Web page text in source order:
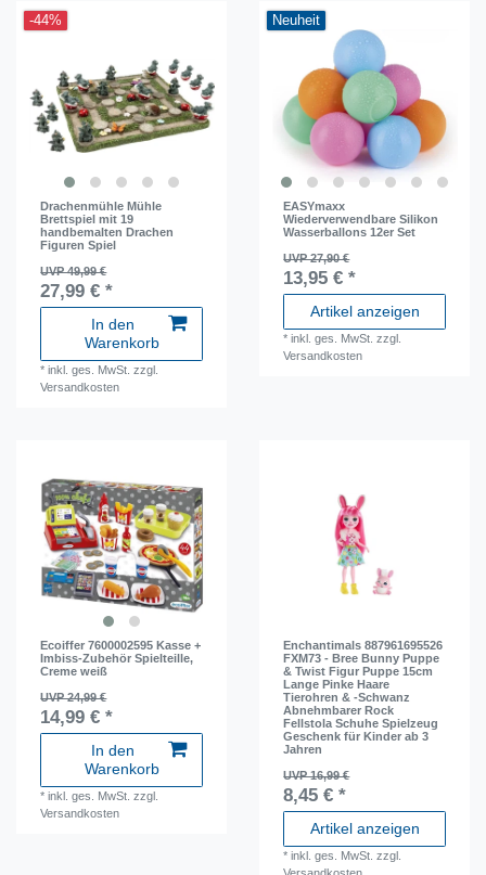
-44%
Drachenmühle Mühle
Brettspiel mit 19
handbemalten Drachen
Figuren Spiel
UVP 49,99 €
27,99 € *
In den
Warenkorb
*inkl. ges. MwSt. zzgl.
Versandkosten
Neuheit
EASYmaxx
Wiederverwendbare Silikon
Wasserballons 12er Set
UVP 27,90 €
13,95 € *
Artikel anzeigen
*inkl. ges. MwSt. zzgl.
Versandkosten
Ecoiffer 7600002595 Kasse +
Imbiss-Zubehör Spielteille,
Creme weiß
UVP 24,99 €
14,99 € *
In den
Warenkorb
*inkl. ges. MwSt. zzgl.
Versandkosten
Enchantimals 887961695526
FXM73 - Bree Bunny Puppe
& Twist Figur Puppe 15cm
Lange Pinke Haare
Tierohren & -Schwanz
Abnehmbarer Rock
Fellstola Schuhe Spielzeug
Geschenk für Kinder ab 3
Jahren
UVP 16,99 €
8,45 € *
Artikel anzeigen
*inkl. ges. MwSt. zzgl.
Versandkosten